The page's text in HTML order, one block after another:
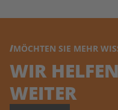
MÖCHTEN SIE MEHR
WIR
WEITER